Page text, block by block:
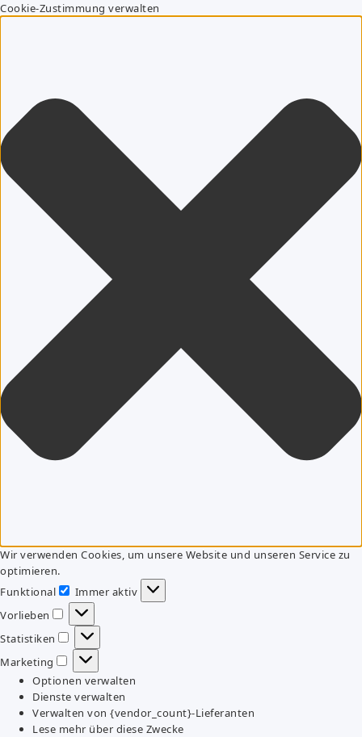
Cookie-Zustimmung verwalten
Wir verwenden Cookies, um unsere Website und unseren Service zu
optimieren.
Funktional
Funktional
Immer aktiv
Vorlieben
Vorlieben
Statistiken
Statistiken
Marketing
Marketing
Optionen verwalten
Dienste verwalten
Verwalten von {vendor_count}-Lieferanten
Lese mehr über diese Zwecke